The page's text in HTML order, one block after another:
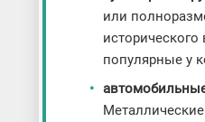
или
популярные у